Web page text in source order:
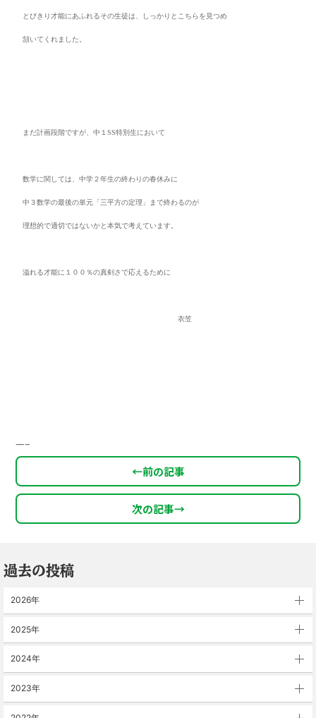
とびきり才能にあふれるその生徒は、しっかりとこちらを見つめ
頷いてくれました。
まだ計画段階ですが、中１SS特別生において
数学に関しては、中学２年生の終わりの春休みに
中３数学の最後の単元 「三平方の定理」まで終わるのが
理想的で適切ではないかと本気で考えています。
溢れる才能に１００％の真剣さで応えるために
衣笠
—–
←前の記事
次の記事→
過去の投稿
2026年
2025年
2024年
2023年